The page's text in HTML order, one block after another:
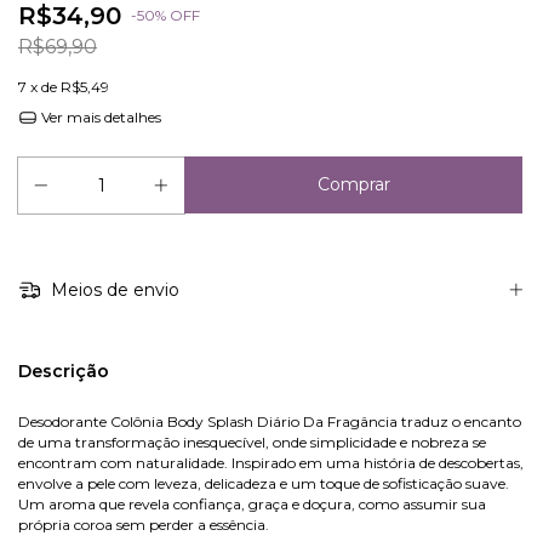
R$34,90 -50% OFF
R$69,90
7 x de R$5,49
Ver mais detalhes
Meios de envio
Descrição
Desodorante Colônia Body Splash Diário Da Fragância traduz o encanto
de uma transformação inesquecível, onde simplicidade e nobreza se
encontram com naturalidade. Inspirado em uma história de descobertas,
envolve a pele com leveza, delicadeza e um toque de sofisticação suave.
Um aroma que revela confiança, graça e doçura, como assumir sua
própria coroa sem perder a essência.